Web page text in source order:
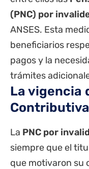
(PNC) por
ANSES. Esta
beneficiarios
pagos y la
trámites
La vigencia
La PNC por
siempre que el
que motivaron su